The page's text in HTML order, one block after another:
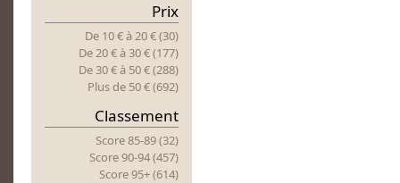
Prix
De 10 €à20 € (30)
De 20 €à30 € (177)
De 30 €à 50 € (288)
PlusdE 50 € (692)
Classement
Score 85-89 (32)
Score 90-94 (457)
Score 95+ (614)